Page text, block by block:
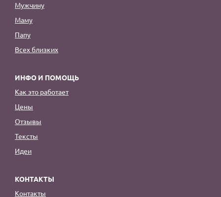
Мужчину
Маму
Папу
Всех близких
ИНФО И ПОМОЩЬ
Как это работает
Цены
Отзывы
Тексты
Идеи
КОНТАКТЫ
Контакты